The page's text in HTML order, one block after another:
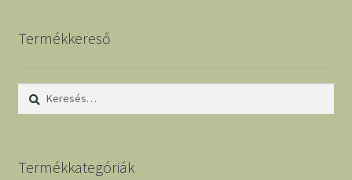
Termékkereső
Keresés:
Termékkategóriák